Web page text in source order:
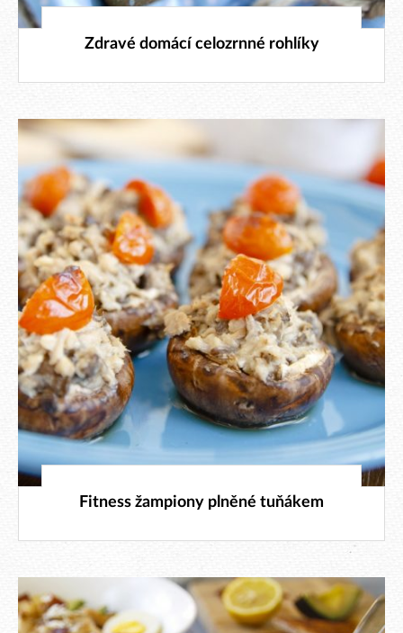
4. 12. 2019
Zdravé domácí celozrnné rohlíky
25. 9. 2019
Fitness žampiony plněné tuňákem